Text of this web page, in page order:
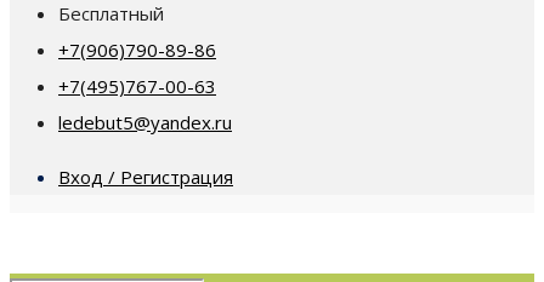
Бесплатный
+7(906)790-89-86
+7(495)767-00-63
ledebut5@yandex.ru
Вход / Регистрация